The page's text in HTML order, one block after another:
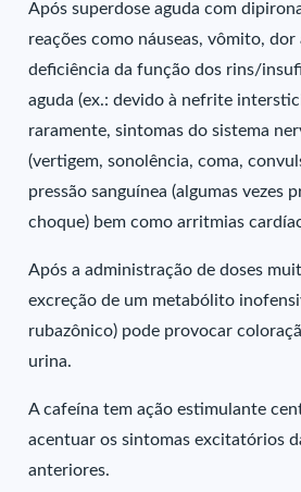
Após superdose aguda com
reações como náuseas, vômito, dor
deficiência da função dos rins/
aguda (ex.: devido à nefrite
raramente, sintomas do sistema
(vertigem, sonolência, coma,
pressão sanguínea (algumas vezes
choque) bem como arritmias
Após a administração de doses
excreção de um metabólito
rubazônico) pode provocar
urina.
A cafeína tem ação estimulante
acentuar os sintomas excitatórios
anteriores.